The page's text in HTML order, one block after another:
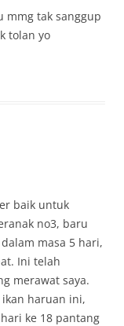
mmg tak sanggup
tolan yo
baik untuk
no3, baru
masa 5 hari,
Ini telah
merawat saya.
haruan ini,
ke 18 pantang